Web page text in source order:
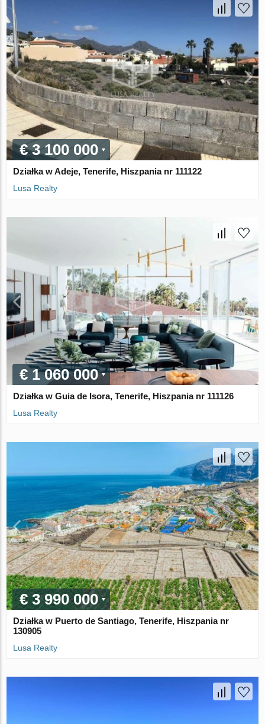
€ 3 100 000
Działka w Adeje, Tenerife, Hiszpania nr 111122
Lusa Realty
€ 1 060 000
Działka w Guia de Isora, Tenerife, Hiszpania nr 111126
Lusa Realty
€ 3 990 000
Działka w Puerto de Santiago, Tenerife, Hiszpania nr
130905
Lusa Realty